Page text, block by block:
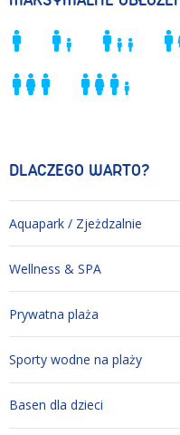
DLACZEGO WARTO?
Aquapark / Zjeżdzalnie
Wellness & SPA
Prywatna plaża
Sporty wodne na plaży
Basen dla dzieci